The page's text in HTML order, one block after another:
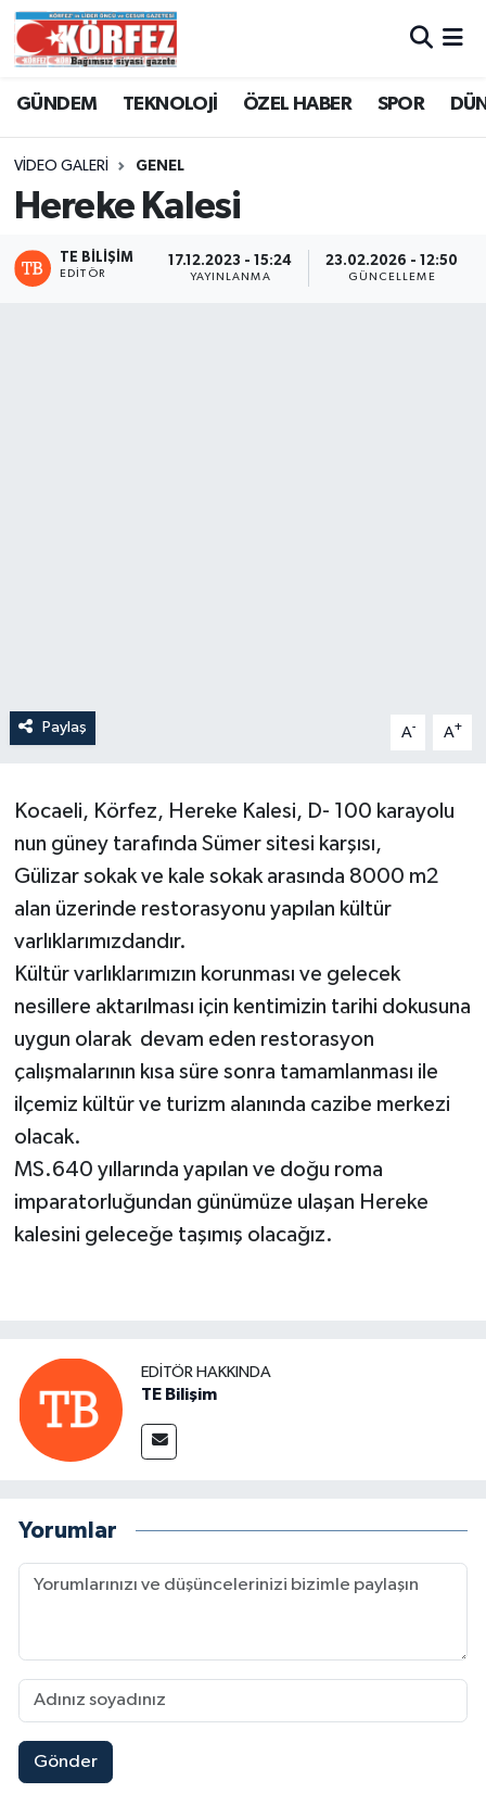
GÜNDEM TEKNOLOJİ ÖZEL HABER SPOR
VIDEO GALERI GENEL
Hereke Kalesi
TE BILIŞIM
EDITÖR
17.12.2023 - 15:24
YAYINLANMA
23.02.2026 - 12:50
GÜNCELLEME
Paylaş A- A+
Kocaeli, Körfez, Hereke Kalesi, D- 100 karayolu
nun güney tarafında Sümer sitesi karşısı,
Gülizar sokak ve kale sokak arasında 8000 m2
alan üzerinde restorasyonu yapılan kültür
varlıklarımızdandır.
Kültür varlıklarımızın korunması ve gelecek
nesillere aktarılması için kentimizin tarihi dokusuna
uygun olarak devam eden restorasyon
çalışmalarının kısa süre sonra tamamlanması ile
ilçemiz kültür ve turizm alanında cazibe merkezi
olacak.
MS.640 yıllarında yapılan ve doğu roma
imparatorluğundan günümüze ulaşan Hereke
kalesini geleceğe taşımış olacağız.
EDITÖR HAKKINDA
TE Bilişim
Yorumlar
Gönder
Trafik Durumu
Süper Lig Puan Durumu ve Fikstür
Tüm Manşetler